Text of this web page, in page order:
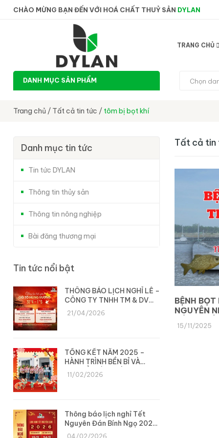
CHÀO MỪNG BẠN ĐẾN VỚI HOÁ CHẤT THUỶ SẢN DYLAN
TRANG CHỦ
DANH MỤC SẢN PHẨM Chọn
Trang chủ / Tất cả tin tức / tôm bị bọt khí
Tất cả tin
BỆNH
NGUYÊN
CÁCH
15/11/2025
Danh mục tin tức
Tin tức DYLAN
Thông tin thủy sản
Thông tin nông nghiệp
Bài đăng thương mại
Tin tức nổi bật
THÔNG BÁO LỊCH NGHỈ LỄ –
CÔNG TY TNHH TM & DV
DYLAN
21/04/2026
TỔNG KẾT NĂM 2025 –
HÀNH TRÌNH BỀN BỈ VÀ
CHUYỂN MÌNH CÙNG DYLAN
11/02/2026
Thông báo lịch nghỉ Tết
Nguyên Đán Bính Ngọ 2026
– Công ty Dylan
04/02/2026